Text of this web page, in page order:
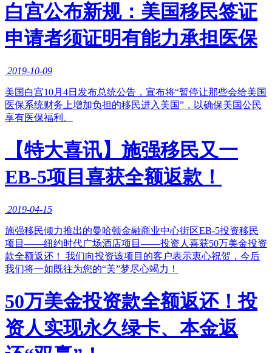
白宫公布新规：美国移民签证
申请者须证明有能力承担医保
2019-10-09
美国白宫10月4日发布总统公告，宣布将“暂停让那些会给美国
医保系统财务上增加负担的移民进入美国”，以确保美国公民
享有医保福利。
【特大喜讯】施强移民又一
EB-5项目喜获全额返款！
2019-04-15
​施强移民倾力推出的曼哈顿金融商业中心街区EB-5投资移民
项目——纽约时代广场酒店项目——投资人喜获50万美金投资
款全额返还！ 我们向投资该项目的客户表示衷心祝贺，今后
我们将一如既往为您的“美”梦尽心竭力！
50万美金投资款全额返还！投
资人实现永久绿卡、本金返